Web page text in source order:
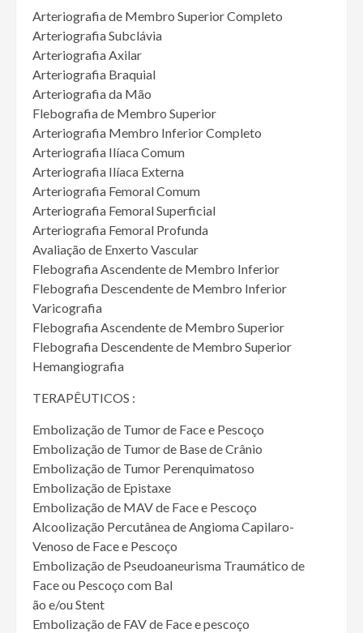
Arteriografia de Membro Superior Completo
Arteriografia Subclávia
Arteriografia Axilar
Arteriografia Braquial
Arteriografia da Mão
Flebografia de Membro Superior
Arteriografia Membro Inferior Completo
Arteriografia Ilíaca Comum
Arteriografia Ilíaca Externa
Arteriografia Femoral Comum
Arteriografia Femoral Superficial
Arteriografia Femoral Profunda
Avaliação de Enxerto Vascular
Flebografia Ascendente de Membro Inferior
Flebografia Descendente de Membro Inferior
Varicografia
Flebografia Ascendente de Membro Superior
Flebografia Descendente de Membro Superior
Hemangiografia
TERAPÊUTICOS :
Embolização de Tumor de Face e Pescoço
Embolização de Tumor de Base de Crânio
Embolização de Tumor Perenquimatoso
Embolização de Epistaxe
Embolização de MAV de Face e Pescoço
Alcoolização Percutânea de Angioma Capilaro-
Venoso de Face e Pescoço
Embolização de Pseudoaneurisma Traumático de
Face ou Pescoço com Bal
ão e/ou Stent
Embolização de FAV de Face e pescoço